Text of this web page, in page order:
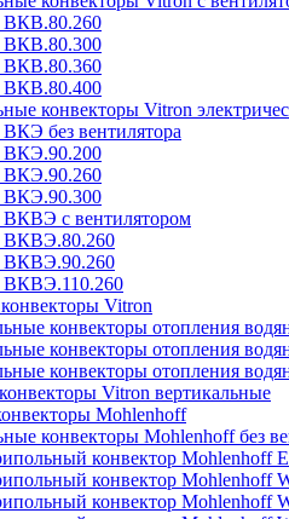
ВКВ.80.260
ВКВ.80.300
ВКВ.80.360
ВКВ.80.400
конвекторы Vitron
без вентилятора
ВКЭ.90.200
ВКЭ.90.260
ВКЭ.90.300
ВКВЭ с вентилятором
ВКВЭ.80.260
ВКВЭ.90.260
ВКВЭ.110.260
Vitron
конвекторы отопления
конвекторы отопления
конвекторы отопления
Vitron вертикальные
Mohlenhoff
конвекторы Mohlenhoff без
конвектор Mohlenhoff
конвектор Mohlenhoff
конвектор Mohlenhoff